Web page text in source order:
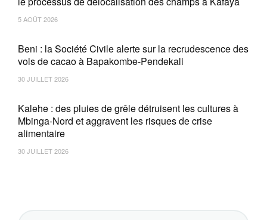
5 AOÛT 2026
Beni : la Société Civile alerte sur la recrudescence des
vols de cacao à Bapakombe-Pendekali
30 JUILLET 2026
Kalehe : des pluies de grêle détruisent les cultures à
Mbinga-Nord et aggravent les risques de crise
alimentaire
30 JUILLET 2026